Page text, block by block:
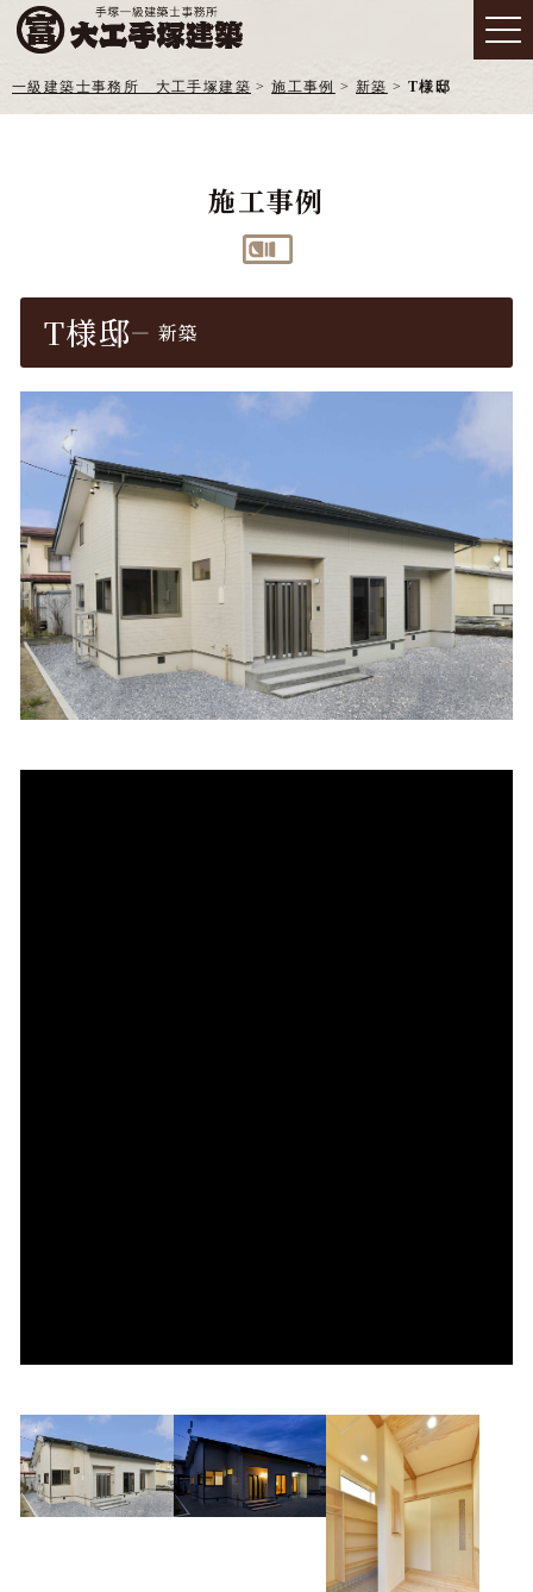
一級建築士事務所 大工手塚建築 >施工事例 >新築 >T様邸
施工事例
T様邸― 新築